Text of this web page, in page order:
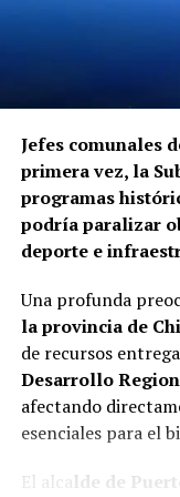
instituciones
procedimientos
fiscalizaciones y
organismo
responsabilidades
Jefes comunales
primera vez, la
programas
podría paralizar
deporte e
Una profunda
la provincia de
de recursos
Desarrollo
afectando
esenciales para el
El alca lde de